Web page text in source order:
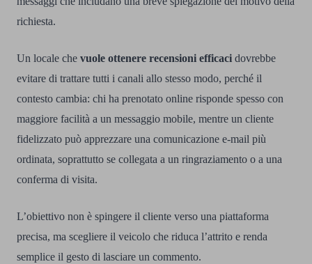
richiesta.
Un locale che vuole ottenere recensioni efficaci dovrebbe
evitare di trattare tutti i canali allo stesso modo, perché il
contesto cambia: chi ha prenotato online risponde spesso con
maggiore facilità a un messaggio mobile, mentre un cliente
fidelizzato può apprezzare una comunicazione e-mail più
ordinata, soprattutto se collegata a un ringraziamento o a una
conferma di visita.
L’obiettivo non è spingere il cliente verso una piattaforma
precisa, ma scegliere il veicolo che riduca l’attrito e renda
semplice il gesto di lasciare un commento.